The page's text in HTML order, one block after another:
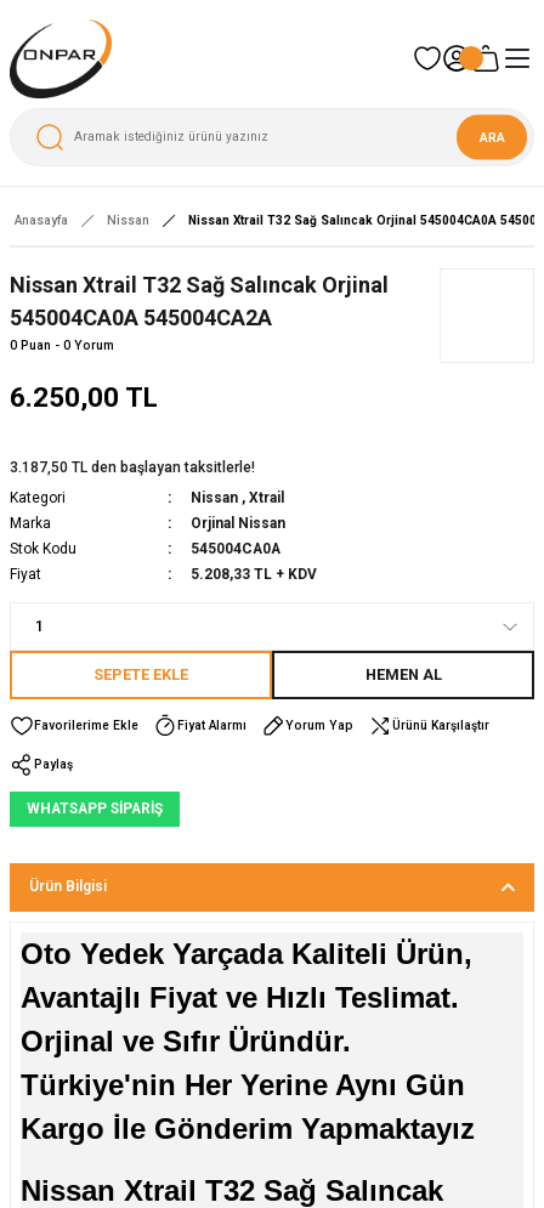
ARA
Anasayfa Nissan Nissan Xtrail T32 Sağ Salıncak Orjinal 545004CA0A
Nissan Xtrail T32 Sağ Salıncak Orjinal
545004CA0A 545004CA2A
0 Puan - 0 Yorum
6.250,00 TL
3.187,50 TL den başlayan taksitlerle!
Kategori
Nissan , Xtrail
Marka
Orjinal Nissan
Stok Kodu
545004CA0A
Fiyat
5.208,33 TL + KDV
SEPETE EKLE HEMEN AL
Fiyat Alarmı Yorum Yap Ürünü Karşılaştır
Paylaş
WHATSAPP SİPARİŞ
Ürün Bilgisi
Oto Yedek Yarçada Kaliteli Ürün,
Avantajlı Fiyat ve Hızlı Teslimat.
Orjinal ve Sıfır Üründür.
Türkiye'nin Her Yerine Aynı Gün
Kargo İle Gönderim Yapmaktayız
Nissan Xtrail T32 Sağ Salıncak